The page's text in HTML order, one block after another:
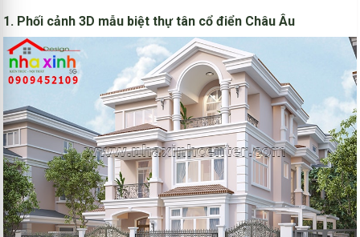
1. Phối cảnh 3D mẫu biệt thự tân cổ điển Châu Âu